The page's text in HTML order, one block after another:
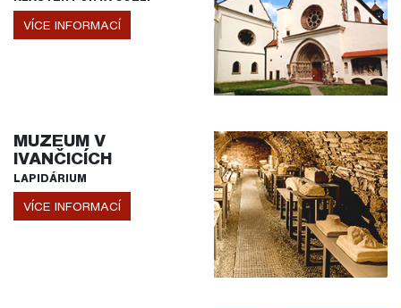
VÍCE INFORMACÍ
MUZEUM V
IVANČICÍCH
LAPIDÁRIUM
VÍCE INFORMACÍ